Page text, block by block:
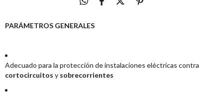
PARÁMETROS GENERALES
Adecuado para la protección de instalaciones eléctricas contra
cortocircuitos y sobrecorrientes